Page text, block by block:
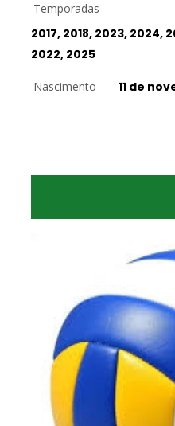
Temporadas
2017, 2018, 2023, 2024,
2022, 2025
Nascimento 11 de